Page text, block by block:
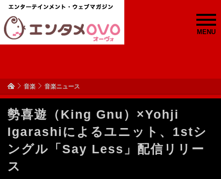
MENU
音楽 音楽ニュース
勢喜遊（King Gnu）×Yohji
Igarashiによるユニット、1stシ
ングル「Say Less」配信リリー
ス